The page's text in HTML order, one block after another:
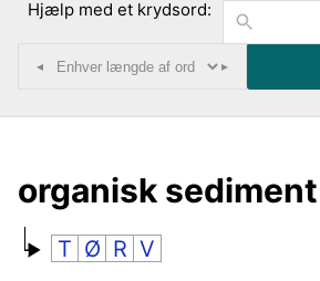
Hjælp med et krydsord:
◂ ▸
organisk sediment
T Ø R V